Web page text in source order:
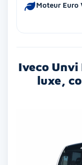
Moteur Euro
Iveco Unvi
luxe,